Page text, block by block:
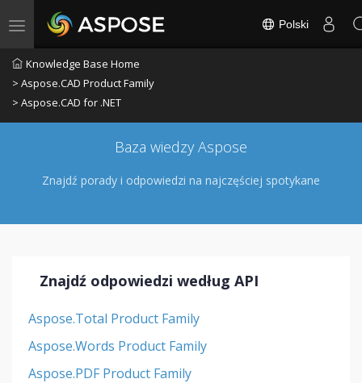
Toggle navigation Polski
Knowledge Base Home
> Aspose.CAD Product Family
> Aspose.CAD for .NET
Baza wiedzy Aspose
Znajdź porady i odpowiedzi na najczęściej spotykane
Znajdź odpowiedzi według API
Aspose.Total Product Family
Aspose.Words Product Family
Aspose.PDF Product Family